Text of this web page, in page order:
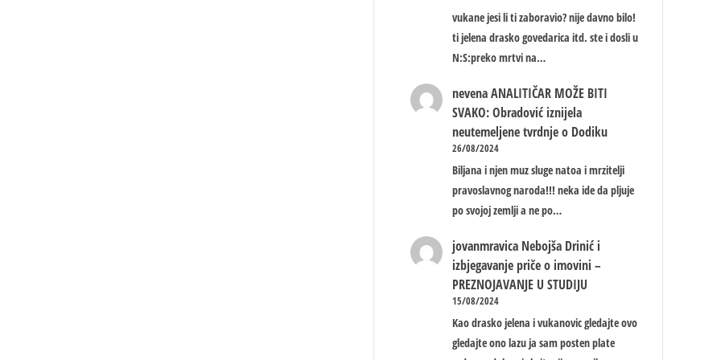
vukane jesi li ti zaboravio? nije davno bilo!
ti jelena drasko govedarica itd. ste i dosli u
N:S:preko mrtvi na…
nevena ANALITIČAR MOŽE BITI
SVAKO: Obradović iznijela
neutemeljene tvrdnje o Dodiku
26/08/2024
Biljana i njen muz sluge natoa i mrzitelji
pravoslavnog naroda!!! neka ide da pljuje
po svojoj zemlji a ne po…
jovanmravica Nebojša Drinić i
izbjegavanje priče o imovini –
PREZNOJAVANJE U STUDIJU
15/08/2024
Kao drasko jelena i vukanovic gledajte ovo
gledajte ono lazu ja sam posten plate